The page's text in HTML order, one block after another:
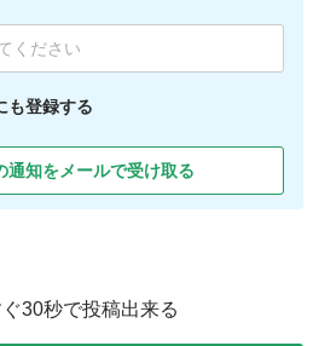
も登録する
通知をメールで受け取る
30秒で投稿出来る